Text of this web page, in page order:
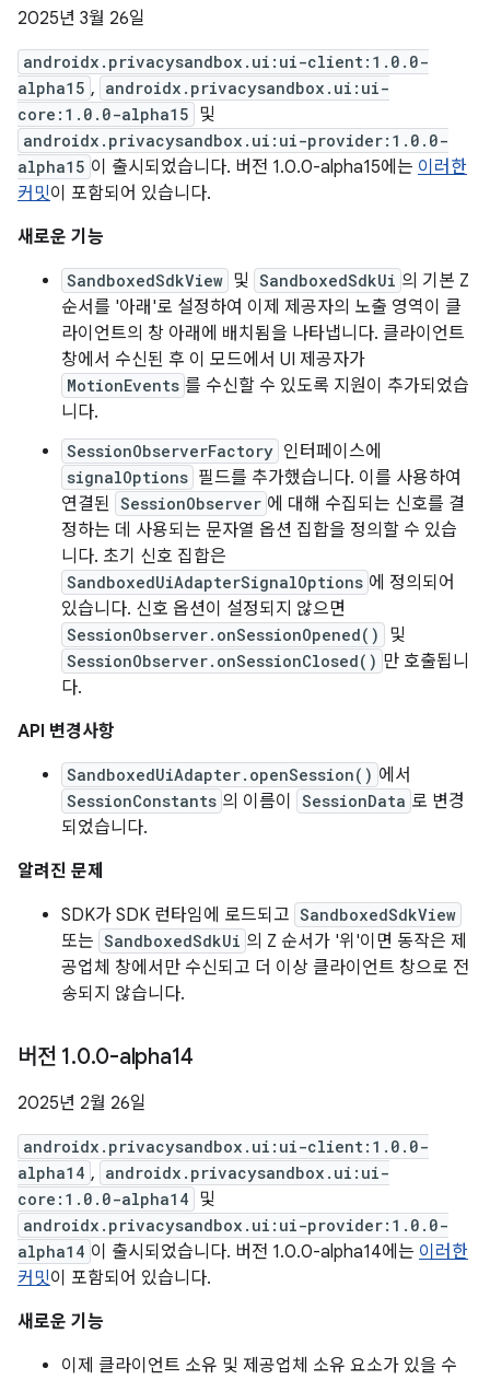
2025년 3월 26일
androidx.privacysandbox.ui:ui-client:1.0.0-
alpha15 , androidx.privacysandbox.ui:ui-
core:1.0.0-alpha15 및
androidx.privacysandbox.ui:ui-provider:1.0.0-
alpha15 이 출시되었습니다. 버전 1.0.0-alpha15에는 이러한
커밋이 포함되어 있습니다.
새로운 기능
SandboxedSdkView 및 SandboxedSdkUi 의 기본 Z
순서를 '아래'로 설정하여 이제 제공자의 노출 영역이 클
라이언트의 창 아래에 배치됨을 나타냅니다. 클라이언트
창에서 수신된 후 이 모드에서 UI 제공자가
MotionEvents 를 수신할 수 있도록 지원이 추가되었습
니다.
SessionObserverFactory 인터페이스에
signalOptions 필드를 추가했습니다. 이를 사용하여
연결된 SessionObserver 에 대해 수집되는 신호를 결
정하는 데 사용되는 문자열 옵션 집합을 정의할 수 있습
니다. 초기 신호 집합은
SandboxedUiAdapterSignalOptions 에 정의되어
있습니다. 신호 옵션이 설정되지 않으면
SessionObserver.onSessionOpened() 및
SessionObserver.onSessionClosed() 만 호출됩니
다.
API 변경사항
SandboxedUiAdapter.openSession() 에서
SessionConstants 의 이름이 SessionData 로 변경
되었습니다.
알려진 문제
SDK가 SDK 런타임에 로드되고 SandboxedSdkView
또는 SandboxedSdkUi 의 Z 순서가 '위'이면 동작은 제
공업체 창에서만 수신되고 더 이상 클라이언트 창으로 전
송되지 않습니다.
버전 1.0.0-alpha14
2025년 2월 26일
androidx.privacysandbox.ui:ui-client:1.0.0-
alpha14 , androidx.privacysandbox.ui:ui-
core:1.0.0-alpha14 및
androidx.privacysandbox.ui:ui-provider:1.0.0-
alpha14 이 출시되었습니다. 버전 1.0.0-alpha14에는 이러한
커밋이 포함되어 있습니다.
새로운 기능
이제 클라이언트 소유 및 제공업체 소유 요소가 있을 수